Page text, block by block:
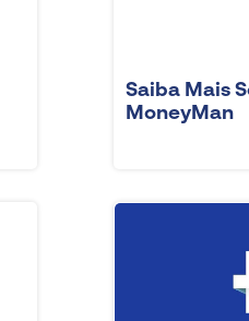
Saiba Mais
MoneyMan